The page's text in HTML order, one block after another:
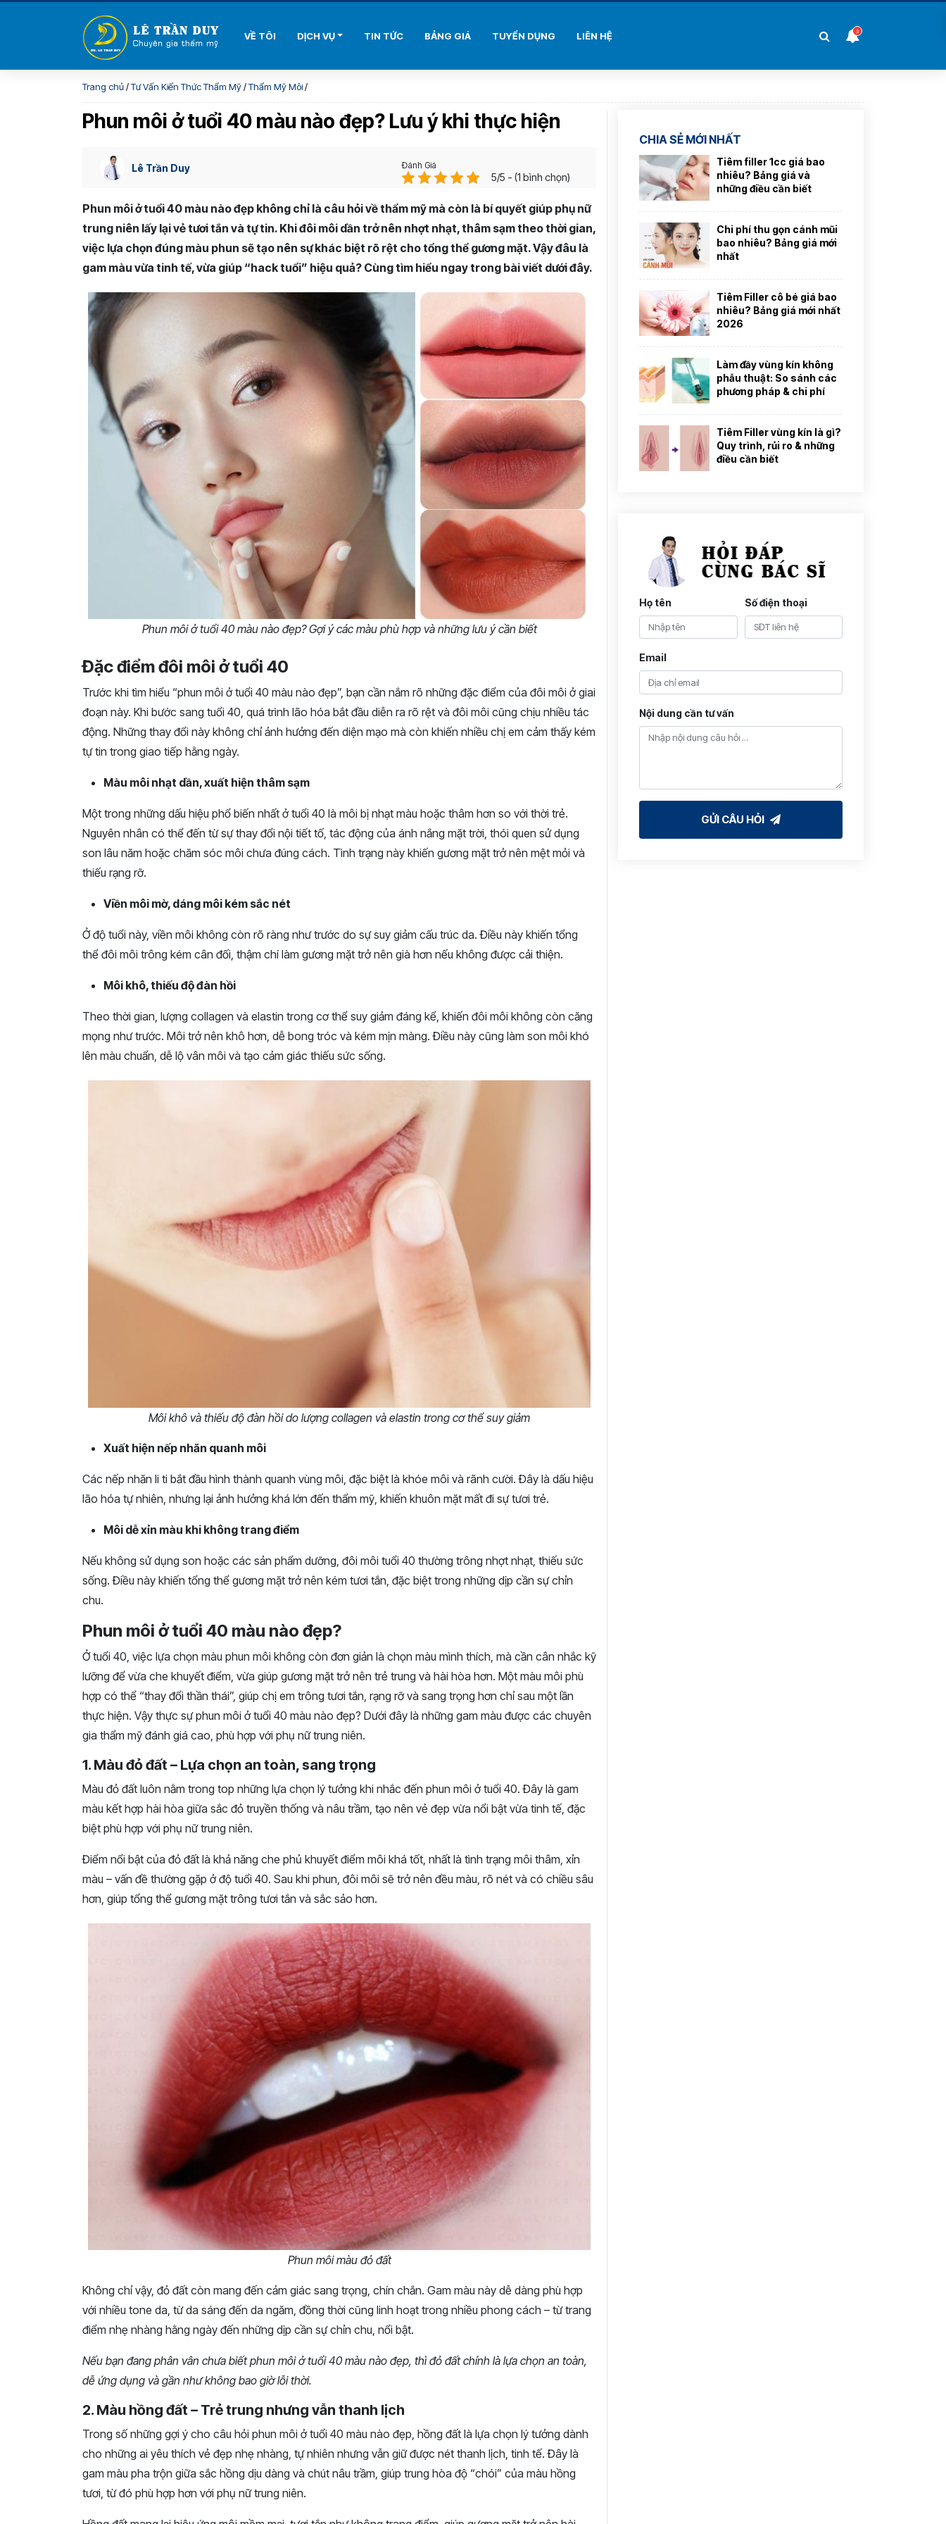
3
VỀ TÔI DỊCH VỤ TIN TỨC BẢNG GIÁ TUYỂN DỤNG LIÊN HỆ
Trang chủ/Tư Vấn Kiến Thức Thẩm Mỹ/Thẩm Mỹ Môi/
Phun môi ở tuổi 40 màu nào đẹp? Lưu ý khi thực hiện
Lê Trần Duy Đánh Giá
5/5 - (1 bình chọn)
Phun môi ở tuổi 40 màu nào đẹp không chỉ là câu hỏi về thẩm mỹ mà còn là bí quyết giúp phụ nữ
trung niên lấy lại vẻ tươi tắn và tự tin. Khi đôi môi dần trở nên nhợt nhạt, thâm sạm theo thời gian,
việc lựa chọn đúng màu phun sẽ tạo nên sự khác biệt rõ rệt cho tổng thể gương mặt. Vậy đâu là
gam màu vừa tinh tế, vừa giúp “hack tuổi” hiệu quả? Cùng tìm hiểu ngay trong bài viết dưới đây.
Phun môi ở tuổi 40 màu nào đẹp? Gợi ý các màu phù hợp và những lưu ý cần biết
Đặc điểm đôi môi ở tuổi 40
Trước khi tìm hiểu “phun môi ở tuổi 40 màu nào đẹp”, bạn cần nắm rõ những đặc điểm của đôi môi ở giai
đoạn này. Khi bước sang tuổi 40, quá trình lão hóa bắt đầu diễn ra rõ rệt và đôi môi cũng chịu nhiều tác
động. Những thay đổi này không chỉ ảnh hưởng đến diện mạo mà còn khiến nhiều chị em cảm thấy kém
tự tin trong giao tiếp hằng ngày.
Màu môi nhạt dần, xuất hiện thâm sạm
Một trong những dấu hiệu phổ biến nhất ở tuổi 40 là môi bị nhạt màu hoặc thâm hơn so với thời trẻ.
Nguyên nhân có thể đến từ sự thay đổi nội tiết tố, tác động của ánh nắng mặt trời, thói quen sử dụng
son lâu năm hoặc chăm sóc môi chưa đúng cách. Tình trạng này khiến gương mặt trở nên mệt mỏi và
thiếu rạng rỡ.
Viền môi mờ, dáng môi kém sắc nét
Ở độ tuổi này, viền môi không còn rõ ràng như trước do sự suy giảm cấu trúc da. Điều này khiến tổng
thể đôi môi trông kém cân đối, thậm chí làm gương mặt trở nên già hơn nếu không được cải thiện.
Môi khô, thiếu độ đàn hồi
Theo thời gian, lượng collagen và elastin trong cơ thể suy giảm đáng kể, khiến đôi môi không còn căng
mọng như trước. Môi trở nên khô hơn, dễ bong tróc và kém mịn màng. Điều này cũng làm son môi khó
lên màu chuẩn, dễ lộ vân môi và tạo cảm giác thiếu sức sống.
Môi khô và thiếu độ đàn hồi do lượng collagen và elastin trong cơ thể suy giảm
Xuất hiện nếp nhăn quanh môi
Các nếp nhăn li ti bắt đầu hình thành quanh vùng môi, đặc biệt là khóe môi và rãnh cười. Đây là dấu hiệu
lão hóa tự nhiên, nhưng lại ảnh hưởng khá lớn đến thẩm mỹ, khiến khuôn mặt mất đi sự tươi trẻ.
Môi dễ xỉn màu khi không trang điểm
Nếu không sử dụng son hoặc các sản phẩm dưỡng, đôi môi tuổi 40 thường trông nhợt nhạt, thiếu sức
sống. Điều này khiến tổng thể gương mặt trở nên kém tươi tắn, đặc biệt trong những dịp cần sự chỉn
chu.
Phun môi ở tuổi 40 màu nào đẹp?
Ở tuổi 40, việc lựa chọn màu phun môi không còn đơn giản là chọn màu mình thích, mà cần cân nhắc kỹ
lưỡng để vừa che khuyết điểm, vừa giúp gương mặt trở nên trẻ trung và hài hòa hơn. Một màu môi phù
hợp có thể “thay đổi thần thái”, giúp chị em trông tươi tắn, rạng rỡ và sang trọng hơn chỉ sau một lần
thực hiện. Vậy thực sự phun môi ở tuổi 40 màu nào đẹp? Dưới đây là những gam màu được các chuyên
gia thẩm mỹ đánh giá cao, phù hợp với phụ nữ trung niên.
1. Màu đỏ đất – Lựa chọn an toàn, sang trọng
Màu đỏ đất luôn nằm trong top những lựa chọn lý tưởng khi nhắc đến phun môi ở tuổi 40. Đây là gam
màu kết hợp hài hòa giữa sắc đỏ truyền thống và nâu trầm, tạo nên vẻ đẹp vừa nổi bật vừa tinh tế, đặc
biệt phù hợp với phụ nữ trung niên.
Điểm nổi bật của đỏ đất là khả năng che phủ khuyết điểm môi khá tốt, nhất là tình trạng môi thâm, xỉn
màu – vấn đề thường gặp ở độ tuổi 40. Sau khi phun, đôi môi sẽ trở nên đều màu, rõ nét và có chiều sâu
hơn, giúp tổng thể gương mặt trông tươi tắn và sắc sảo hơn.
Phun môi màu đỏ đất
Không chỉ vậy, đỏ đất còn mang đến cảm giác sang trọng, chín chắn. Gam màu này dễ dàng phù hợp
với nhiều tone da, từ da sáng đến da ngăm, đồng thời cũng linh hoạt trong nhiều phong cách – từ trang
điểm nhẹ nhàng hằng ngày đến những dịp cần sự chỉn chu, nổi bật.
Nếu bạn đang phân vân chưa biết phun môi ở tuổi 40 màu nào đẹp, thì đỏ đất chính là lựa chọn an toàn,
dễ ứng dụng và gần như không bao giờ lỗi thời.
2. Màu hồng đất – Trẻ trung nhưng vẫn thanh lịch
Trong số những gợi ý cho câu hỏi phun môi ở tuổi 40 màu nào đẹp, hồng đất là lựa chọn lý tưởng dành
cho những ai yêu thích vẻ đẹp nhẹ nhàng, tự nhiên nhưng vẫn giữ được nét thanh lịch, tinh tế. Đây là
gam màu pha trộn giữa sắc hồng dịu dàng và chút nâu trầm, giúp trung hòa độ “chói” của màu hồng
tươi, từ đó phù hợp hơn với phụ nữ trung niên.
CHIA SẺ MỚI NHẤT
Tiêm filler 1cc giá bao
nhiêu? Bảng giá và
những điều cần biết
Chi phí thu gọn cánh mũi
bao nhiêu? Bảng giá mới
nhất
Tiêm Filler cô bé giá bao
nhiêu? Bảng giá mới nhất
2026
Làm đầy vùng kín không
phẫu thuật: So sánh các
phương pháp & chi phí
Tiêm Filler vùng kín là gì?
Quy trình, rủi ro & những
điều cần biết
Họ tên Số điện thoại
Email
Nội dung cần tư vấn
GỬI CÂU HỎI